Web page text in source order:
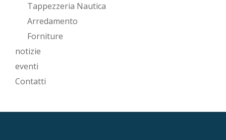
Tappezzeria Nautica
Arredamento
Forniture
notizie
eventi
Contatti